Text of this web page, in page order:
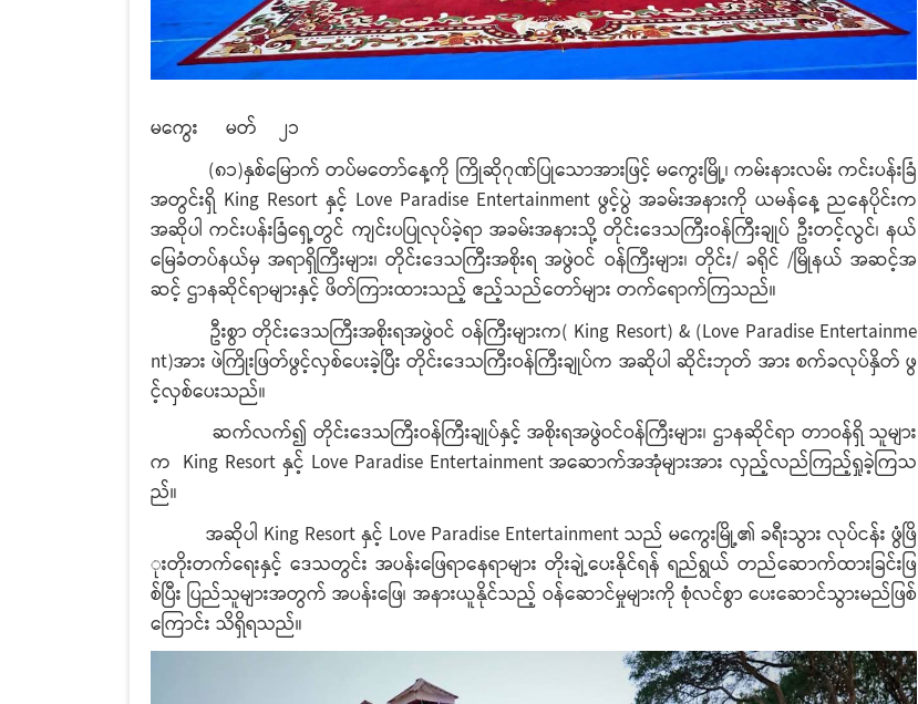
မကွေး မတ် ၂၁
(၈၁)နှစ်မြောက် တပ်မတော်နေ့ကို ကြိုဆိုဂုဏ်ပြုသောအားဖြင့် မကွေးမြို့၊ ကမ်းနားလမ်း ကင်းပန်းခြံ
အတွင်းရှိ King Resort နှင့် Love Paradise Entertainment ဖွင့်ပွဲ အခမ်းအနားကို ယမန်နေ့ ညနေပိုင်းက
အဆိုပါ ကင်းပန်းခြံရှေ့တွင် ကျင်းပပြုလုပ်ခဲ့ရာ အခမ်းအနားသို့ တိုင်းဒေသကြီးဝန်ကြီးချုပ် ဦးတင့်လွင်၊ နယ်
မြေခံတပ်နယ်မှ အရာရှိကြီးများ၊ တိုင်းဒေသကြီးအစိုးရ အဖွဲဝင် ဝန်ကြီးများ၊ တိုင်း/ ခရိုင် /မြိုနယ် အဆင့်အ
ဆင့် ဌာနဆိုင်ရာများနှင့် ဖိတ်ကြားထားသည့် ဧည့်သည်တော်များ တက်ရောက်ကြသည်။
ဦးစွာ တိုင်းဒေသကြီးအစိုးရအဖွဲဝင် ဝန်ကြီးများက( King Resort) & (Love Paradise Entertainme
nt)အား ဖဲကြိုးဖြတ်ဖွင့်လှစ်ပေးခဲ့ပြီး တိုင်းဒေသကြီးဝန်ကြီးချုပ်က အဆိုပါ ဆိုင်းဘုတ် အား စက်ခလုပ်နှိတ် ဖွ
င့်လှစ်ပေးသည်။
ဆက်လက်၍ တိုင်းဒေသကြီးဝန်ကြီးချုပ်နှင့် အစိုးရအဖွဲဝင်ဝန်ကြီးများ၊ ဌာနဆိုင်ရာ တာဝန်ရှိ သူများ
က King Resort နှင့် Love Paradise Entertainment အဆောက်အအုံများအား လှည့်လည်ကြည့်ရှုခဲ့ကြသ
ည်။
အဆိုပါ King Resort နှင့် Love Paradise Entertainment သည် မကွေးမြို့၏ ခရီးသွား လုပ်ငန်း ဖွံဖြိ
ုးတိုးတက်ရေးနှင့် ဒေသတွင်း အပန်းဖြေရာနေရာများ တိုးချဲ့ပေးနိုင်ရန် ရည်ရွယ် တည်ဆောက်ထားခြင်းဖြ
စ်ပြီး ပြည်သူများအတွက် အပန်းဖြေ၊ အနားယူနိုင်သည့် ဝန်ဆောင်မှုများကို စုံလင်စွာ ပေးဆောင်သွားမည်ဖြစ်
ကြောင်း သိရှိရသည်။